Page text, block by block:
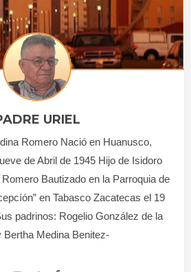
URIEL
Romero Nació en Huanusco,
de Abril de 1945 Hijo de Isidoro
Bautizado en la Parroquia de
en Tabasco Zacatecas el 19
padrinos: Rogelio González de la
Bertha Medina Benitez-